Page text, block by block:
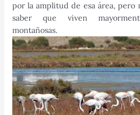
por la amplitud de esa área, pero
saber que viven
montañosas.